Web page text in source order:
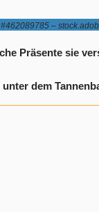
–
Präsente sie
dem